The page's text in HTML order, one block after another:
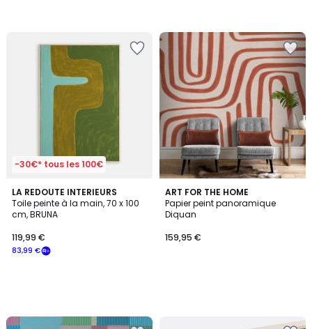
-30€* tous les 100€
LA REDOUTE INTERIEURS
Toile peinte à la main, 70 x 100
cm, BRUNA
83,99 €
119,99 €
ART FOR THE HOME
Papier peint panoramique
Diquan
159,95 €